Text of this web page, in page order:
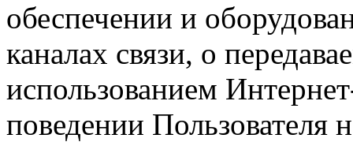
обеспечении и
каналах связи, о
использованием
поведении Пользователя